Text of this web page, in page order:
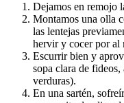
Dejamos en remojo
Montamos una olla
las lentejas
hervir y cocer por al
Escurrir bien y
sopa clara de fideos,
verduras).
En una sartén,